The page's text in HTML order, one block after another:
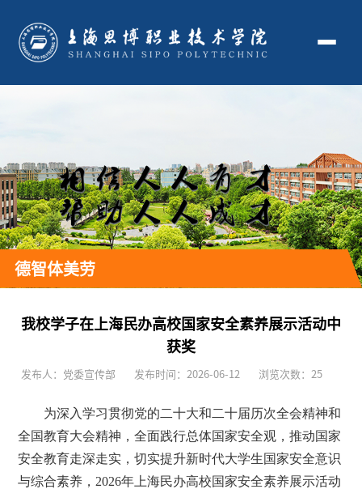
德智体美劳
我校学子在上海民办高校国家安全素养展示活动中
获奖
发布人：党委宣传部 发布时间：2026-06-12 浏览次数： 25
为深入学习贯彻党的二十大和二十届历次全会精神和
全国教育大会精神，全面践行总体国家安全观，推动国家
安全教育走深走实，切实提升新时代大学生国家安全意识
与综合素养，2026年上海民办高校国家安全素养展示活动